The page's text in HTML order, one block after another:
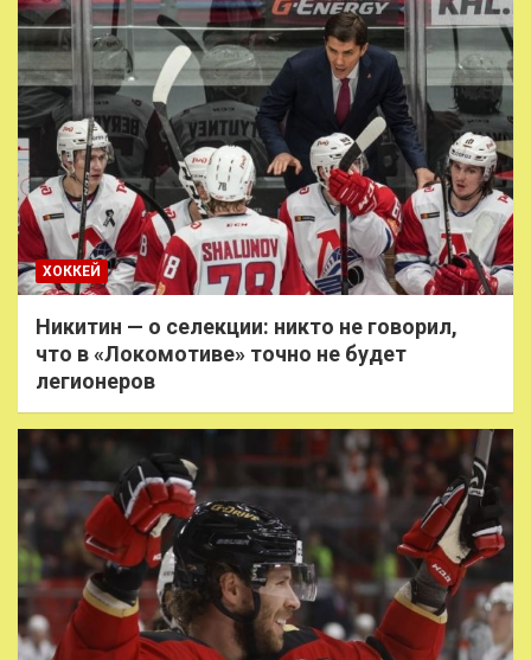
ХОККЕЙ
Никитин — о селекции: никто не говорил,
что в «Локомотиве» точно не будет
легионеров